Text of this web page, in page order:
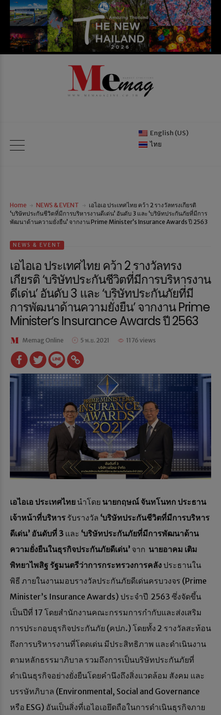
English (US)
ไทย
Home NEWS & EVENT
เอไอเอ ประเทศไทย คว้า 2 รางวัลทรงเกียรติ
‘บริษัทประกันชีวิตที่มีการบริหารงานดีเด่น’ อันดับ 3 และ ‘บริษัทประกันภัยที่มีการ
พัฒนาด้านความยั่งยืน’ จากงาน Prime Minister’s Insurance Awards ปี 2563
NEWS & EVENT
เอไอเอ ประเทศไทย คว้า 2 รางวัลทรง
เกียรติ ‘บริษัทประกันชีวิตที่มีการบริหารงาน
ดีเด่น’ อันดับ 3 และ ‘บริษัทประกันภัยที่มี
การพัฒนาด้านความยั่งยืน’ จากงาน Prime
Minister’s Insurance Awards ปี 2563
Memag Online 5 พ.ย. 2021 1176 views
เอไอเอ ประเทศไทย นำโดย นายกฤษณ์ จันทโนทก ประธาน
เจ้าหน้าที่บริหาร รับรางวัล ‘บริษัทประกันชีวิตที่มีการบริหาร
ดีเด่น’ อันดับที่ 3 และ ‘บริษัทประกันภัยที่มีการพัฒนาด้าน
ความยั่งยืนในธุรกิจประกันภัยดีเด่น’ จาก นายอาคม เติม
พิทยาไพสิฐ รัฐมนตรีว่าการกระทรวงการคลัง ประธานใน
พิธี ภายในงานมอบรางวัลประกันภัยดีเด่นครบวงจร (Prime
Minister’s Insurance Awards) ประจำปี 2563 ซึ่งจัดขึ้น
เป็นปีที่ 17 โดยสำนักงานคณะกรรมการกำกับและส่งเสริม
การประกอบธุรกิจประกันภัย (คปภ.) โดยทั้ง 2 รางวัลสะท้อน
ถึงการบริหารงานที่โดดเด่น มีประสิทธิภาพ และดำเนินงาน
ตามหลักธรรมาภิบาล รวมถึงการเป็นบริษัทประกันภัยที่
ดำเนินธุรกิจอย่างยั่งยืนโดยคำนึงถึงสิ่งแวดล้อม สังคม และ
บรรษัทภิบาล (Environmental, Social and Governance
หรือ ESG) อันเป็นสิ่งที่เอไอเอยึดถือในการดำเนินธุรกิจภาย